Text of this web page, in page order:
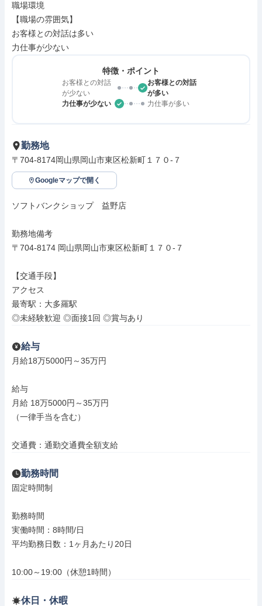
職場環境
【職場の雰囲気】
お客様との対話は多い
力仕事が少ない
特徴・ポイント
お客様との対話
が少ない
お客様との対話
が多い
力仕事が少ない
力仕事が多い
勤務地
〒704-8174岡山県岡山市東区松新町１７０‐７
Googleマップで開く
ソフトバンクショップ　益野店
勤務地備考
〒704-8174 岡山県岡山市東区松新町１７０‐７
【交通手段】
アクセス
最寄駅：大多羅駅
◎未経験歓迎 ◎面接1回 ◎賞与あり
給与
月給18万5000円～35万円
給与
月給 18万5000円～35万円
（一律手当を含む）
交通費：通勤交通費全額支給
勤務時間
固定時間制
勤務時間
実働時間：8時間/日
平均勤務日数：1ヶ月あたり20日
10:00～19:00（休憩1時間）
休日・休暇